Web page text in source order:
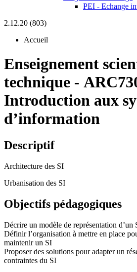
PEI - Echange
2.12.20 (803)
Accueil
Enseignement
technique -
Introduction aux
d’information
Descriptif
Architecture des SI
Urbanisation des SI
Objectifs pédagogiques
Décrire un modèle de représentation d’un
Définir l’organisation à mettre en place
maintenir un SI
Proposer des solutions pour adapter un
contraintes du SI